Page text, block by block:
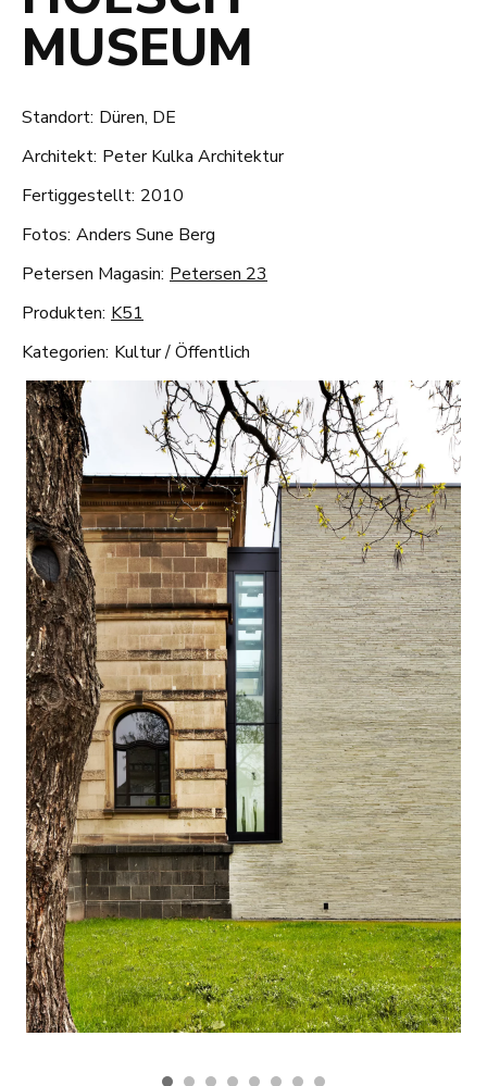
MUSEUM
Standort: Düren, DE
Architekt: Peter Kulka Architektur
Fertiggestellt: 2010
Fotos: Anders Sune Berg
Petersen Magasin: Petersen 23
Produkten: K51
Kategorien: Kultur/Öffentlich